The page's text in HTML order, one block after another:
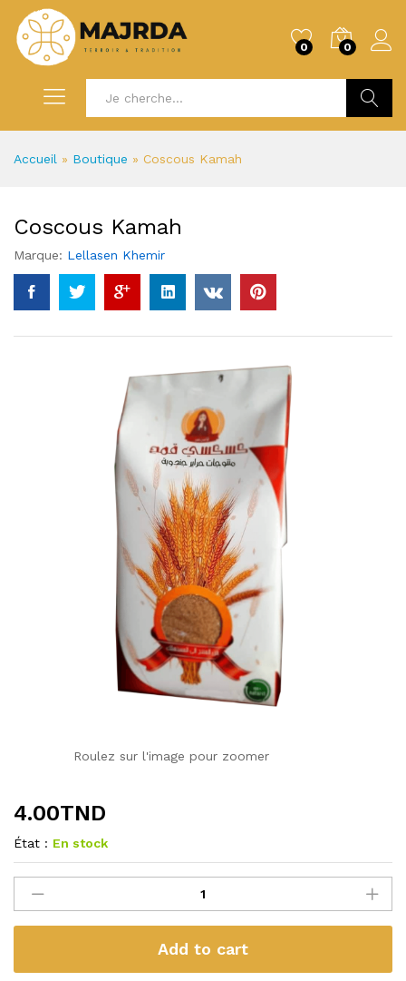
0 0
Accueil » Boutique » Coscous Kamah
Coscous Kamah
Marque: Lellasen Khemir
Roulez sur l'image pour zoomer
4.00TND
État : En stock
quantité
Add to cart